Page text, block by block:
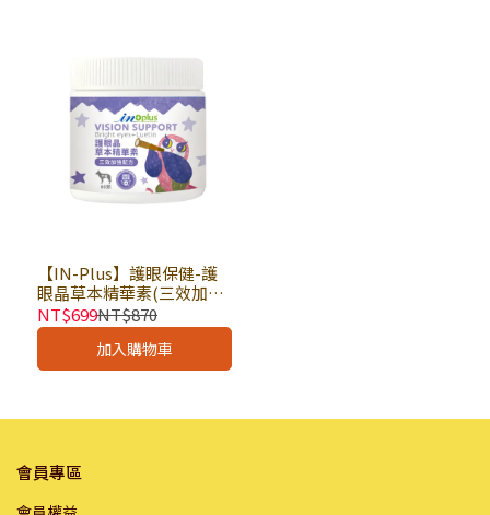
【IN-Plus】護眼保健-護
眼晶草本精華素(三效加強
配方) 60顆 × 罐｜狗保健
品 軟錠型 葉黃素 維護視覺
NT$699NT$870
加入購物車
會員專區